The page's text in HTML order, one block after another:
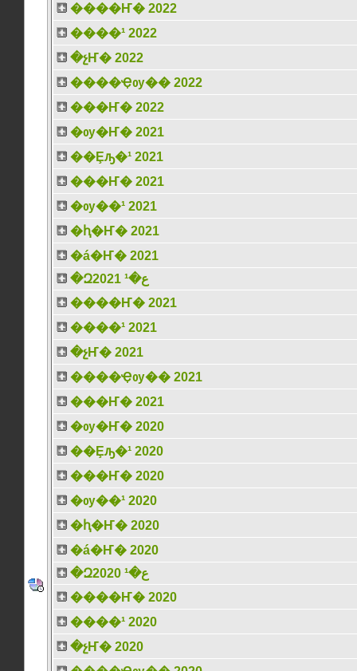
����Ҥ� 2022
����¹ 2022
�չҤ� 2022
����Ҿѹ�� 2022
���Ҥ� 2022
�ѹ�Ҥ� 2021
��Ȩԡ�¹ 2021
���Ҥ� 2021
�ѹ��¹ 2021
�ԧ�Ҥ� 2021
�á�Ҥ� 2021
�Զع�¹ 2021
����Ҥ� 2021
����¹ 2021
�չҤ� 2021
����Ҿѹ�� 2021
���Ҥ� 2021
�ѹ�Ҥ� 2020
��Ȩԡ�¹ 2020
���Ҥ� 2020
�ѹ��¹ 2020
�ԧ�Ҥ� 2020
�á�Ҥ� 2020
�Զع�¹ 2020
����Ҥ� 2020
����¹ 2020
�չҤ� 2020